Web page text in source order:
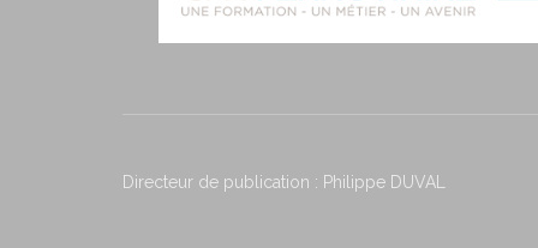
Directeur de publication : Philippe DUVAL